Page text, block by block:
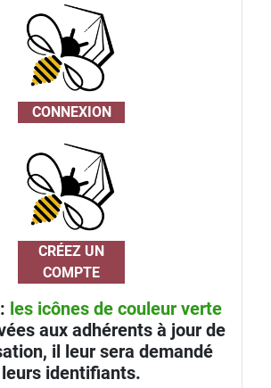
CONNEXION
CRÉEZ UN
COMPTE
les icônes de couleur verte
aux adhérents à jour de
il leur sera demandé
leurs identifiants.